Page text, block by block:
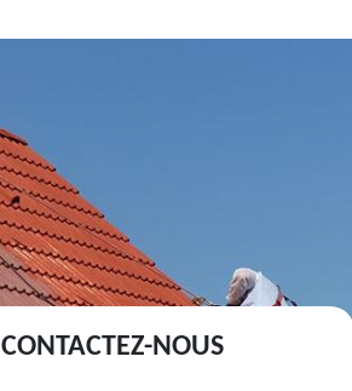
CONTACTEZ-NOUS